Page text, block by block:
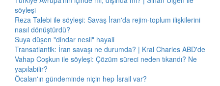
söyleşi
Reza Talebi ile söyleşi: Savaş İran'da rejim-toplum ilişkilerini
nasıl dönüştürdü?
Suya düşen "dindar nesil" hayali
Transatlantik: İran savaşı ne durumda? | Kral Charles ABD'de
Vahap Coşkun ile söyleşi: Çözüm süreci neden tıkandı? Ne
yapılabilir?
Öcalan'ın gündeminde niçin hep İsrail var?